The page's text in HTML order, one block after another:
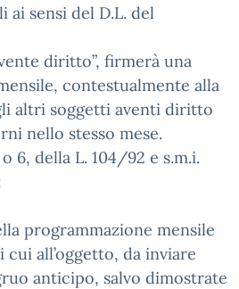
sensi del D.L. del
diritto”, firmerà una
contestualmente alla
altri soggetti aventi diritto
nello stesso mese.
6, della L. 104/92 e s.m.i.
programmazione mensile
all’oggetto, da inviare
anticipo, salvo dimostrate